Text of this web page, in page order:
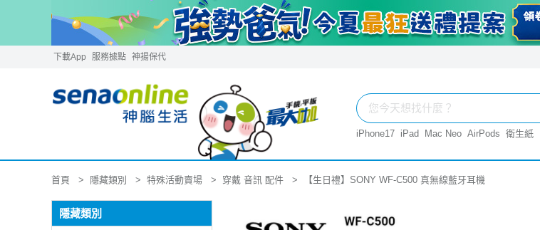
下載App 服務據點 神揚保代
iPhone17 iPad Mac Neo AirPods 衛生紙
首頁 隱藏類別 特殊活動賣場 穿戴 音訊 配件 【生日禮】SONY WF-C500 真無線藍牙耳機
隱藏類別